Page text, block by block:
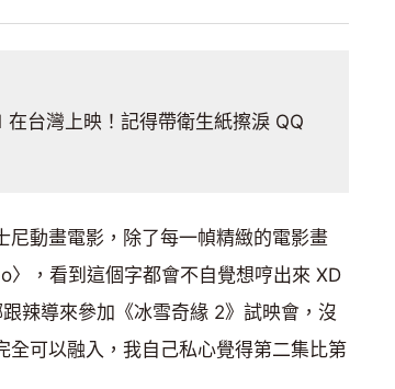
在台灣上映！記得帶衛生紙擦淚 QQ
尼動畫電影，除了每一幀精緻的電影畫
，看到這個字都會不自覺想哼出來 XD
辣導來參加《冰雪奇緣 2》試映會，沒
可以融入，我自己私心覺得第二集比第